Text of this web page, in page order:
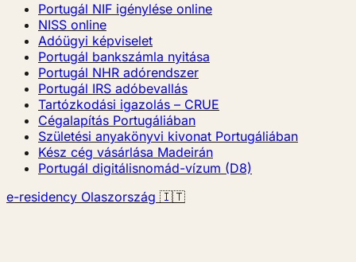
Portugál NIF igénylése online
NISS online
Adóügyi képviselet
Portugál bankszámla nyitása
Portugál NHR adórendszer
Portugál IRS adóbevallás
Tartózkodási igazolás – CRUE
Cégalapítás Portugáliában
Születési anyakönyvi kivonat Portugáliában
Kész cég vásárlása Madeirán
Portugál digitálisnomád-vízum (D8)
e-residency Olaszország 🇮🇹